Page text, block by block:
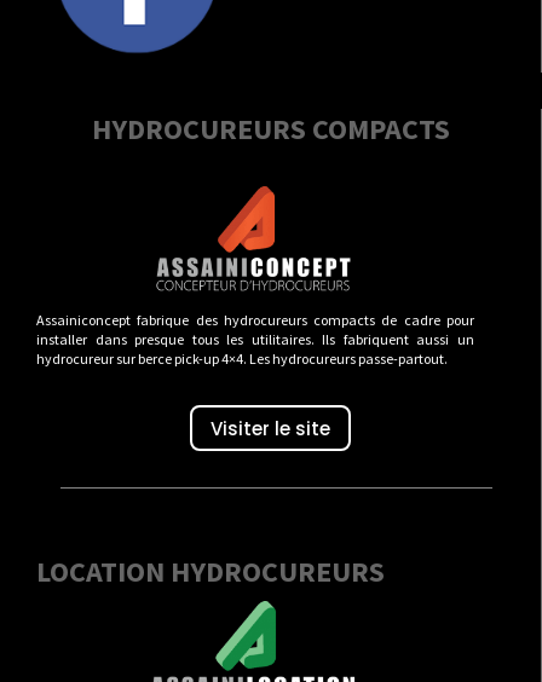
HYDROCUREURS COMPACTS
Assainiconcept fabrique des hydrocureurs compacts de cadre pour
installer dans presque tous les utilitaires. Ils fabriquent aussi un
hydrocureur sur berce pick-up 4×4. Les hydrocureurs passe-partout.
Visiter le site
LOCATION HYDROCUREURS